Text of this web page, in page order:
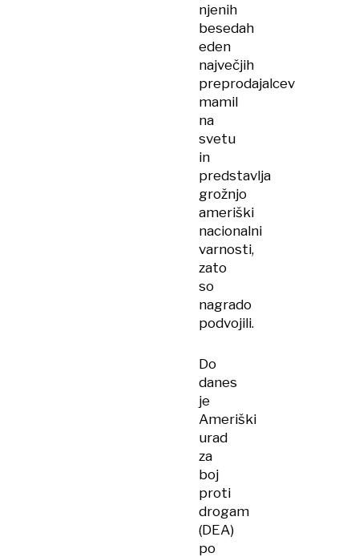
njenih
besedah
eden
največjih
preprodajalcev
mamil
na
svetu
in
predstavlja
grožnjo
ameriški
nacionalni
varnosti,
zato
so
nagrado
podvojili.
Do
danes
je
Ameriški
urad
za
boj
proti
drogam
(DEA)
po